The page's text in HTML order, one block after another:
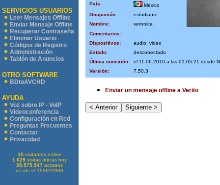
SERVICIOS USUARIOS
Leer Mensajes Offline
Enviar Mensaje Offline
Recuperar Contraseña
Eliminar Usuario
Códigos de Registro
Administración
Tablón de Anuncios
OTRO SOFTWARE
BDtoAVCHD
AYUDA
Voz sobre IP - VoIP
Videoconferencia
Configuración en Red
Preguntas Frecuentes
Contactar
Privacidad
15visitantes online
1.629visitas únicas hoy
35.575.547accesos
desde el 19/02/2000
País:
Mexico
Ocupación:
estudiante
Nombre:
veronica
Comentarios:
Dispositivos:
audio, video
Estado:
desconectado
Última conexión:
el 11-06-2010 a las 01:05:21 desde
Versión:
7.50.3
Enviar un mensaje offline a Verito